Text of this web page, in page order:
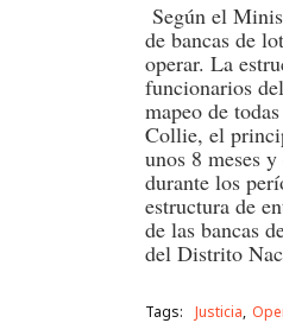
Según el
de bancas de
operar. La
funcionarios
mapeo de
Collie, el
unos 8 meses
durante los
estructura de
de las bancas
del Distrito
Tags: Justicia